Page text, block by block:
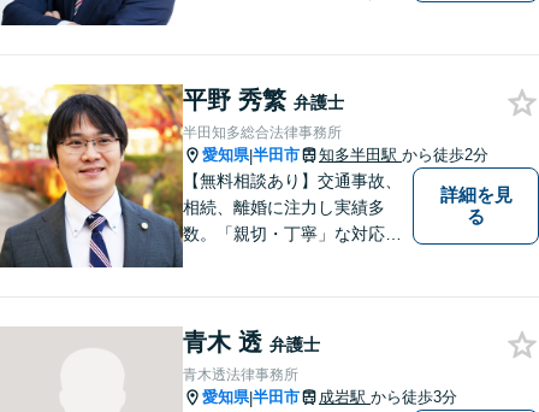
護士が、事業経営を強力サポ
ートいたします！【ネット予
約可】【駐車場あり】【見積
無料】
平野 秀繁 弁護士
半田知多総合法律事務所
愛知県|半田市 知多半田駅 から徒歩2分
【無料相談あり】交通事故、
相続、離婚に注力し実績多
数。「親切・丁寧」な対応
詳細を見
る
青木 透 弁護士
青木透法律事務所
愛知県|半田市 成岩駅 から徒歩3分